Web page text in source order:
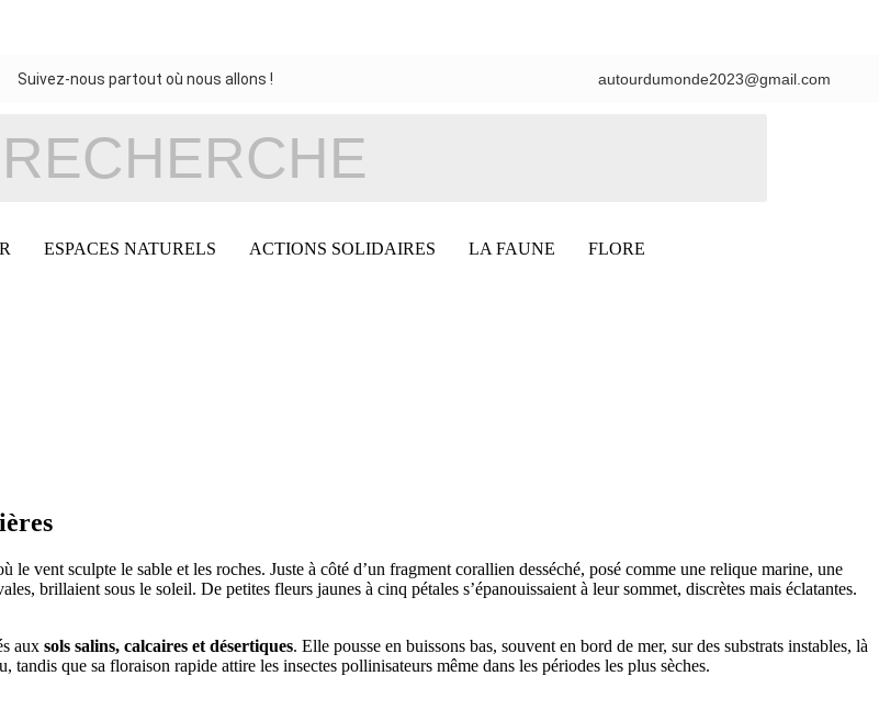
Suivez-nous partout où nous allons ! autourdumonde2023@gmail.com
ESPACES NATURELS ACTIONS SOLIDAIRES LA FAUNE FLORE
vent sculpte le sable et les roches. Juste à côté d’un fragment corallien desséché, posé comme une relique marine, une
brillaient sous le soleil. De petites fleurs jaunes à cinq pétales s’épanouissaient à leur sommet, discrètes mais éclatantes.
aux sols salins, calcaires et désertiques. Elle pousse en buissons bas, souvent en bord de mer, sur des substrats instables, là
tandis que sa floraison rapide attire les insectes pollinisateurs même dans les périodes les plus sèches.